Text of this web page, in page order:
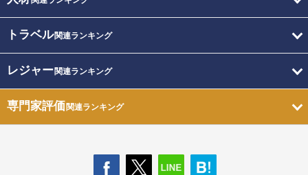
トラベル関連ランキング
レジャー関連ランキング
専門家評価関連ランキング